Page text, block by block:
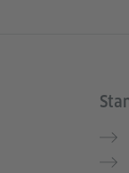
Service- und